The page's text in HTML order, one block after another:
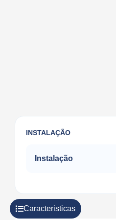
INSTALAÇÃO
Instalação
Caracteristicas